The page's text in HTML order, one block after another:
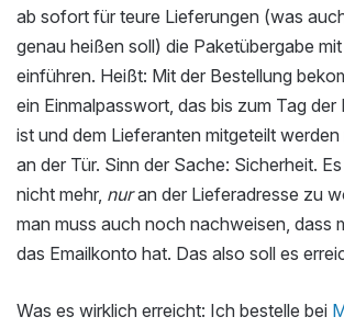
ab sofort für teure Lieferungen (was
genau heißen soll) die Paketübergabe mit
einführen. Heißt: Mit der Bestellung
ein Einmalpasswort, das bis zum Tag der
ist und dem Lieferanten mitgeteilt werden
an der Tür. Sinn der Sache: Sicherheit.
nicht mehr, nuran der Lieferadresse zu
man muss auch noch nachweisen, dass
das Emailkonto hat. Das also soll es
Was es wirklich erreicht: Ich bestelle bei